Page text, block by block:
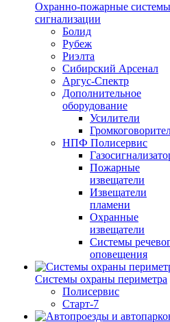
Охранно-пожарные системы
сигнализации
Болид
Рубеж
Риэлта
Сибирский Арсенал
Аргус-Спектр
Дополнительное
оборудование
Усилители
НПФ Полисервис
Пожарные
извещатели
Извещатели
пламени
Охранные
извещатели
Системы
оповещения
Системы охраны периметра
Полисервис
Старт-7